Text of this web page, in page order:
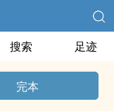
搜索 足迹
完本